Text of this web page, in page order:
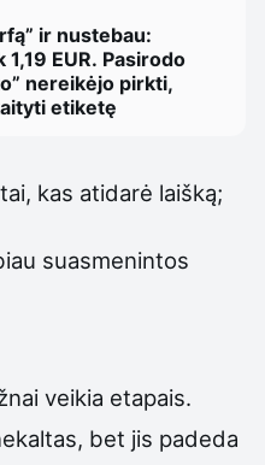
ir nustebau:
1,19 EUR. Pasirodo
nereikėjo pirkti,
etiketę
kas atidarė laišką;
suasmenintos
veikia etapais.
bet jis padeda